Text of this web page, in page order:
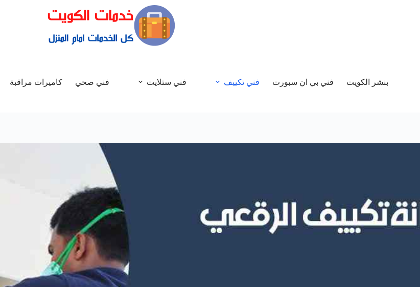
بنشر الكويت فني بي ان سبورت فني تكييف فني ستلايت فني صحي كاميرات مراقبة